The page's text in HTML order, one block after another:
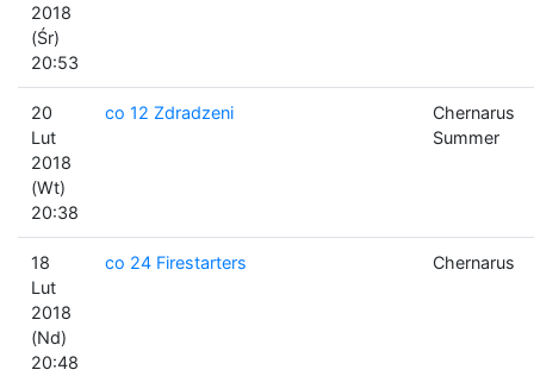
2018
(Śr)
20:53
20
Lut
2018
(Wt)
20:38
co 12 Zdradzeni
Chernarus
Summer
18
Lut
2018
(Nd)
20:48
co 24 Firestarters Chernarus